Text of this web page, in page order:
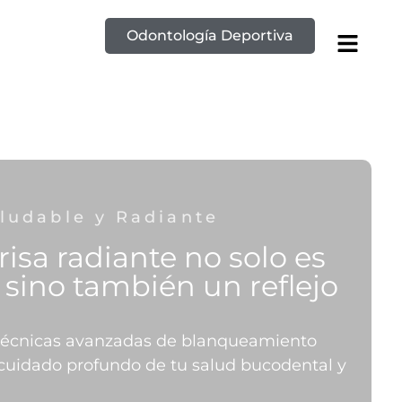
Odontología Deportiva
y Radiante
radiante no solo es
sino también un reflejo
avanzadas de blanqueamiento
profundo de tu salud bucodental y